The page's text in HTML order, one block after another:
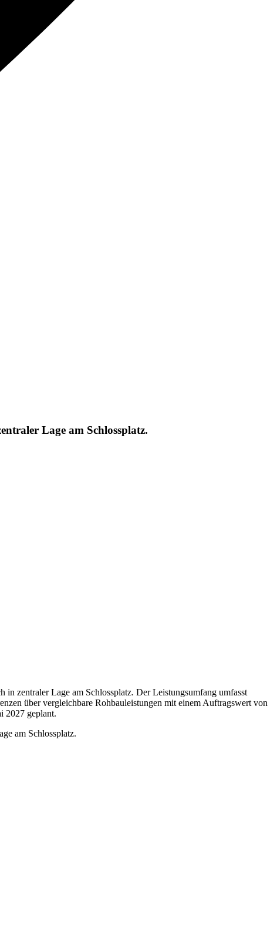
Lage am Schlossplatz.
zentraler Lage am Schlossplatz. Der Leistungsumfang umfasst
über vergleichbare Rohbauleistungen mit einem Auftragswert von
2027 geplant.
am Schlossplatz.